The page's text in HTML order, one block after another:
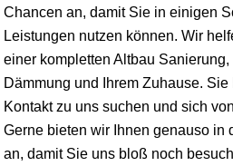
Chancen an, damit Sie in einigen
Leistungen nutzen können. Wir
einer kompletten Altbau
Dämmung und Ihrem Zuhause.
Kontakt zu uns suchen und sich
Gerne bieten wir Ihnen genauso in
an, damit Sie uns bloß noch